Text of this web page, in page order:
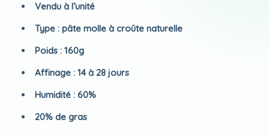
Vendu à l’unité
Type : pâte molle à croûte naturelle
Poids : 160g
Affinage : 14 à 28 jours
Humidité : 60%
20% de gras